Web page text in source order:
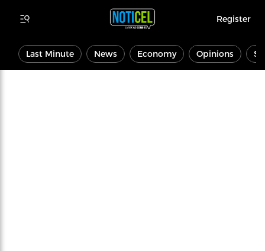
Register
Last Minute News Economy Opinions